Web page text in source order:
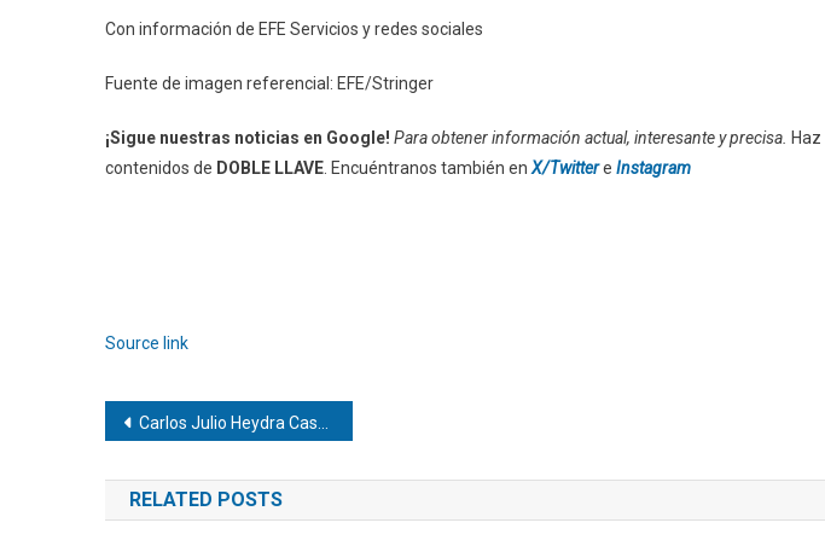
Con información de EFE Servicios y redes sociales
Fuente de imagen referencial: EFE/Stringer
¡Sigue nuestras noticias en Google! Para obtener información actual, interesante y precisa. Haz
contenidos de DOBLE LLAVE . Encuéntranos también en X/Twittere Instagram
Source link
Navegación
de
entradas
Carlos Julio Heydra Castillo | Startups conscientes: Los valores innegociables que garantizan el éxito sostenible
RELATED POSTS